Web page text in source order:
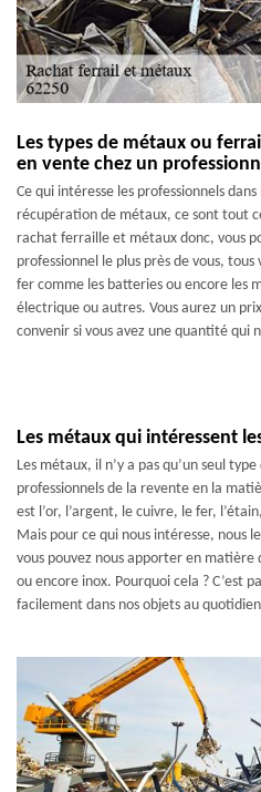
Les types de métaux ou
en vente chez un
Ce qui intéresse les professionnels
récupération de métaux, ce sont tout
rachat ferraille et métaux donc, vous
professionnel le plus près de vous,
fer comme les batteries ou encore les
électrique ou autres. Vous aurez un
convenir si vous avez une quantité qui
Les métaux qui intéressent
Les métaux, il n’y a pas qu’un seul
professionnels de la revente en la
est l’or, l’argent, le cuivre, le fer,
Mais pour ce qui nous intéresse, nous
vous pouvez nous apporter en
ou encore inox. Pourquoi cela ? C’est
facilement dans nos objets au